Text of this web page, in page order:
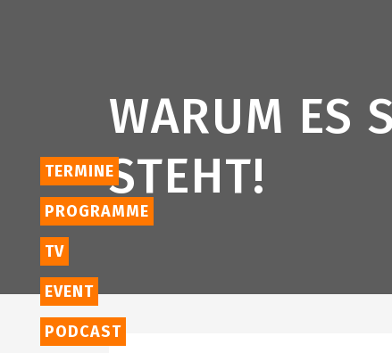
TERMINE
PROGRAMME
TV
EVENT
PODCAST
WARUM ES
STEHT!